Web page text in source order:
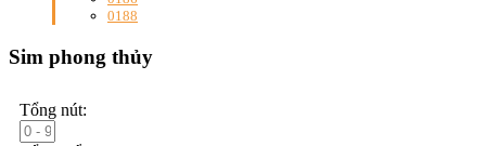
0188
Sim phong thủy
Tổng nút: